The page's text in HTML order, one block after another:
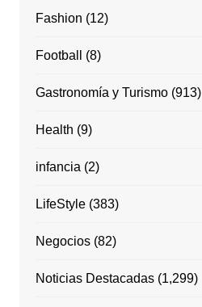
Fashion (12)
Football (8)
Gastronomía y Turismo(913)
Health (9)
infancia (2)
LifeStyle(383)
Negocios(82)
Noticias Destacadas(1,299)